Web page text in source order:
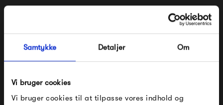
Samtykke Detaljer Om
Vi bruger cookies
Vi bruger cookies til at tilpasse vores indhold og
Der er et klart fokus på at skabe stilikoner der er så
enestående simple i deres udtryk, at det næsten virker
banalt. Hos HAY har man øje for at kombinere kvalitet med
stilrene linjer og geniale finesser. HAY er uden tvivl et af de